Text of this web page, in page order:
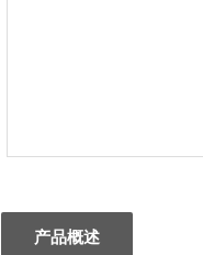
产品概述